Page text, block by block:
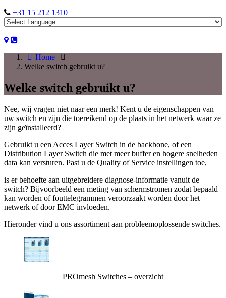
+31 15 212 1310
Home
Welke switch gebruikt u?
Welke switch gebruikt u?
Nee, wij vragen niet naar een merk! Kent u de eigenschappen van
uw switch en zijn die toereikend op de plaats in het netwerk waar ze
zijn geïnstalleerd?
Gebruikt u een Acces Layer Switch in de backbone, of een
Distribution Layer Switch die met meer buffer en hogere snelheden
data kan versturen. Past u de Quality of Service instellingen toe,
is er behoefte aan uitgebreidere diagnose-informatie vanuit de
switch? Bijvoorbeeld een meting van schermstromen zodat bepaald
kan worden of fouttelegrammen veroorzaakt worden door het
netwerk of door EMC invloeden.
Hieronder vind u ons assortiment aan probleemoplossende switches.
PROmesh Switches – overzicht